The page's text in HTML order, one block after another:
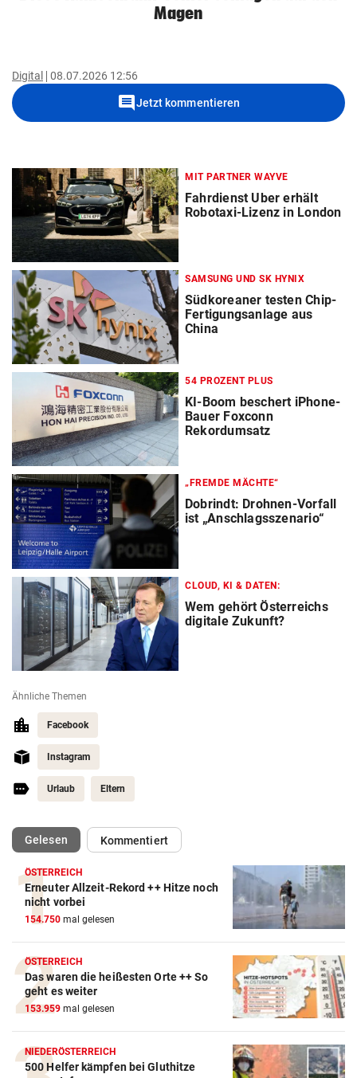
Magen
Digital 08.07.2026 12:56
commentJetzt kommentieren
MIT PARTNER WAYVE
Fahrdienst Uber erhält
Robotaxi-Lizenz in London
SAMSUNG UND SK HYNIX
Südkoreaner testen Chip-
Fertigungsanlage aus
China
54 PROZENT PLUS
KI-Boom beschert iPhone-
Bauer Foxconn
Rekordumsatz
„FREMDE MÄCHTE“
Dobrindt: Drohnen-Vorfall
ist „Anschlagsszenario“
CLOUD, KI & DATEN:
Wem gehört Österreichs
digitale Zukunft?
Ähnliche Themen
Facebook
Instagram
Urlaub Eltern
Gelesen(ausgewählt)Kommentiert
ÖSTERREICH
Erneuter Allzeit-Rekord ++ Hitze noch
nicht vorbei
154.750 mal gelesen
ÖSTERREICH
Das waren die heißesten Orte ++ So
geht es weiter
153.959 mal gelesen
NIEDERÖSTERREICH
500 Helfer kämpfen bei Gluthitze